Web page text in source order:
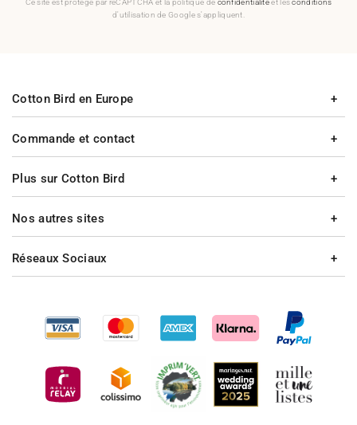
Ce site est protégé par reCAPTCHA et la politique de confidentialitéet lesconditions
d'utilisation de Google s'appliquent.
Commande et contact
Plus sur Cotton Bird
Cotton Bird en Europe
Nos autres sites
Réseaux Sociaux